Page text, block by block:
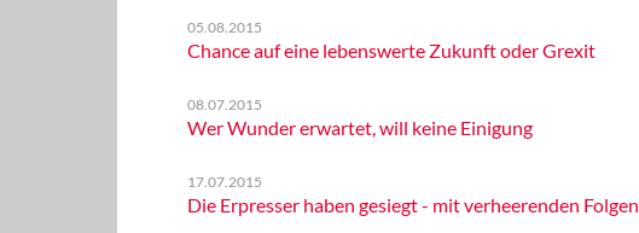
05.08.2015
Chance auf eine lebenswerte Zukunft oder Grexit
08.07.2015
Wer Wunder erwartet, will keine Einigung
17.07.2015
Die Erpresser haben gesiegt - mit verheerenden Folgen